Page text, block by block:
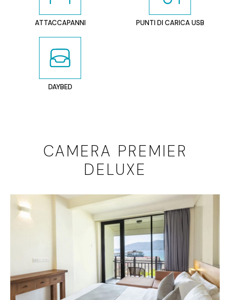
ATTACCAPANNI PUNTI DI CARICA USB
DAYBED
CAMERA PREMIER
DELUXE